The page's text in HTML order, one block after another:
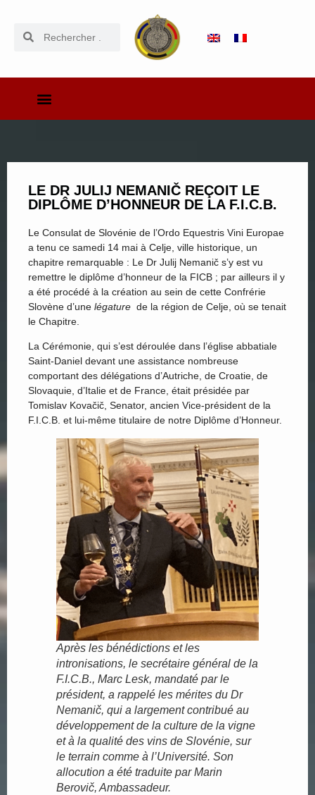
LE DR JULIJ NEMANIČ REÇOIT LE
DIPLÔME D’HONNEUR DE LA F.I.C.B.
Le Consulat de Slovénie de l’Ordo Equestris Vini Europae
a tenu ce samedi 14 mai à Celje, ville historique, un
chapitre remarquable : Le Dr Julij Nemanič s’y est vu
remettre le diplôme d’honneur de la FICB ; par ailleurs il y
a été procédé à la création au sein de cette Confrérie
Slovène d’une légature de la région de Celje, où se tenait
le Chapitre.
La Cérémonie, qui s’est déroulée dans l’église abbatiale
Saint-Daniel devant une assistance nombreuse
comportant des délégations d’Autriche, de Croatie, de
Slovaquie, d’Italie et de France, était présidée par
Tomislav Kovačič, Senator, ancien Vice-président de la
F.I.C.B. et lui-même titulaire de notre Diplôme d’Honneur.
Après les bénédictions et les
intronisations, le secrétaire général de la
F.I.C.B., Marc Lesk, mandaté par le
président, a rappelé les mérites du Dr
Nemanič, qui a largement contribué au
développement de la culture de la vigne
et à la qualité des vins de Slovénie, sur
le terrain comme à l’Université. Son
allocution a été traduite par Marin
Berovič, Ambassadeur.